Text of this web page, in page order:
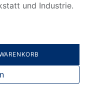
und Industrie.